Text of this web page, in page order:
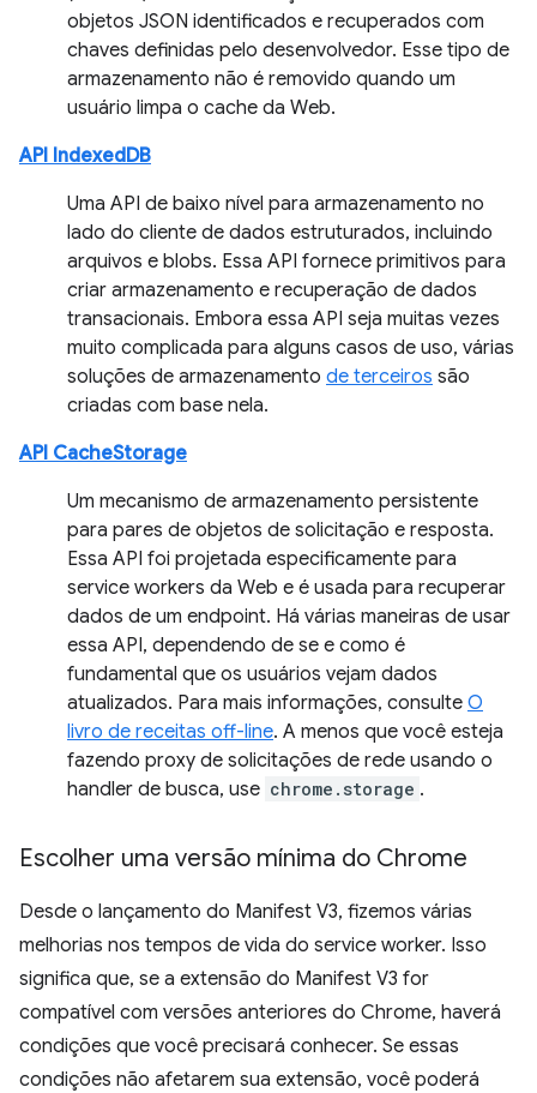
objetos JSON identificados e recuperados com
chaves definidas pelo desenvolvedor. Esse tipo de
armazenamento não é removido quando um
usuário limpa o cache da Web.
API IndexedDB
Uma API de baixo nível para armazenamento no
lado do cliente de dados estruturados, incluindo
arquivos e blobs. Essa API fornece primitivos para
criar armazenamento e recuperação de dados
transacionais. Embora essa API seja muitas vezes
muito complicada para alguns casos de uso, várias
soluções de armazenamento de terceiros são
criadas com base nela.
API CacheStorage
Um mecanismo de armazenamento persistente
para pares de objetos de solicitação e resposta.
Essa API foi projetada especificamente para
service workers da Web e é usada para recuperar
dados de um endpoint. Há várias maneiras de usar
essa API, dependendo de se e como é
fundamental que os usuários vejam dados
atualizados. Para mais informações, consulte O
livro de receitas off-line. A menos que você esteja
fazendo proxy de solicitações de rede usando o
handler de busca, use chrome.storage .
Escolher uma versão mínima do Chrome
Desde o lançamento do Manifest V3, fizemos várias
melhorias nos tempos de vida do service worker. Isso
significa que, se a extensão do Manifest V3 for
compatível com versões anteriores do Chrome, haverá
condições que você precisará conhecer. Se essas
condições não afetarem sua extensão, você poderá